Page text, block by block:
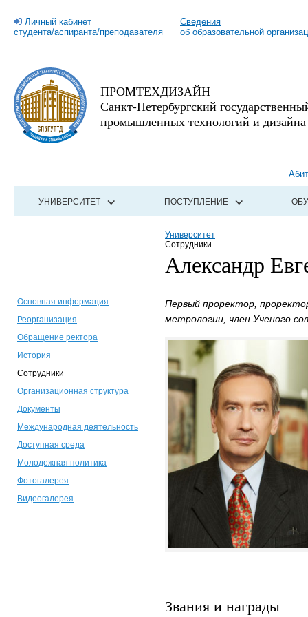
Личный кабинет
студента/аспиранта/преподавателя
Сведения
об образовательной
ПРОМТЕХДИЗАЙН
Санкт-Петербургский
промышленных технологий и дизайна
УНИВЕРСИТЕТ ПОСТУПЛЕНИЕ
Университет
Сотрудники
Александр
Основная информация
Реорганизация
Обращение ректора
История
Сотрудники
Организационная структура
Документы
Международная деятельность
Доступная среда
Молодежная политика
Фотогалерея
Видеогалерея
Первый проректор,
метрологии, член Ученого
Звания и награды